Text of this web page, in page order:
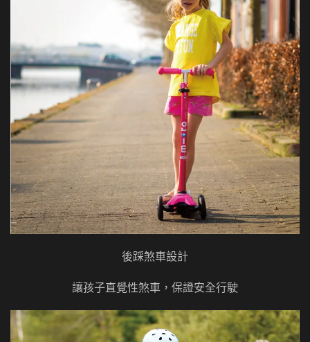
後踩煞車設計
讓孩子直覺性煞車，保證安全行駛